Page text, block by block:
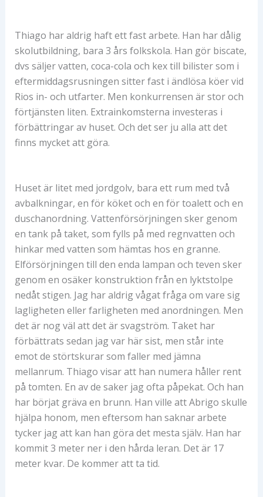
Thiago har aldrig haft ett fast arbete. Han har dålig
skolutbildning, bara 3 års folkskola. Han gör biscate,
dvs säljer vatten, coca-cola och kex till bilister som i
eftermiddagsrusningen sitter fast i ändlösa köer vid
Rios in- och utfarter. Men konkurrensen är stor och
förtjänsten liten. Extrainkomsterna investeras i
förbättringar av huset. Och det ser ju alla att det
finns mycket att göra.
Huset är litet med jordgolv, bara ett rum med två
avbalkningar, en för köket och en för toalett och en
duschanordning. Vattenförsörjningen sker genom
en tank på taket, som fylls på med regnvatten och
hinkar med vatten som hämtas hos en granne.
Elförsörjningen till den enda lampan och teven sker
genom en osäker konstruktion från en lyktstolpe
nedåt stigen. Jag har aldrig vågat fråga om vare sig
lagligheten eller farligheten med anordningen. Men
det är nog väl att det är svagström. Taket har
förbättrats sedan jag var här sist, men står inte
emot de störtskurar som faller med jämna
mellanrum. Thiago visar att han numera håller rent
på tomten. En av de saker jag ofta påpekat. Och han
har börjat gräva en brunn. Han ville att Abrigo skulle
hjälpa honom, men eftersom han saknar arbete
tycker jag att kan han göra det mesta själv. Han har
kommit 3 meter ner i den hårda leran. Det är 17
meter kvar. De kommer att ta tid.